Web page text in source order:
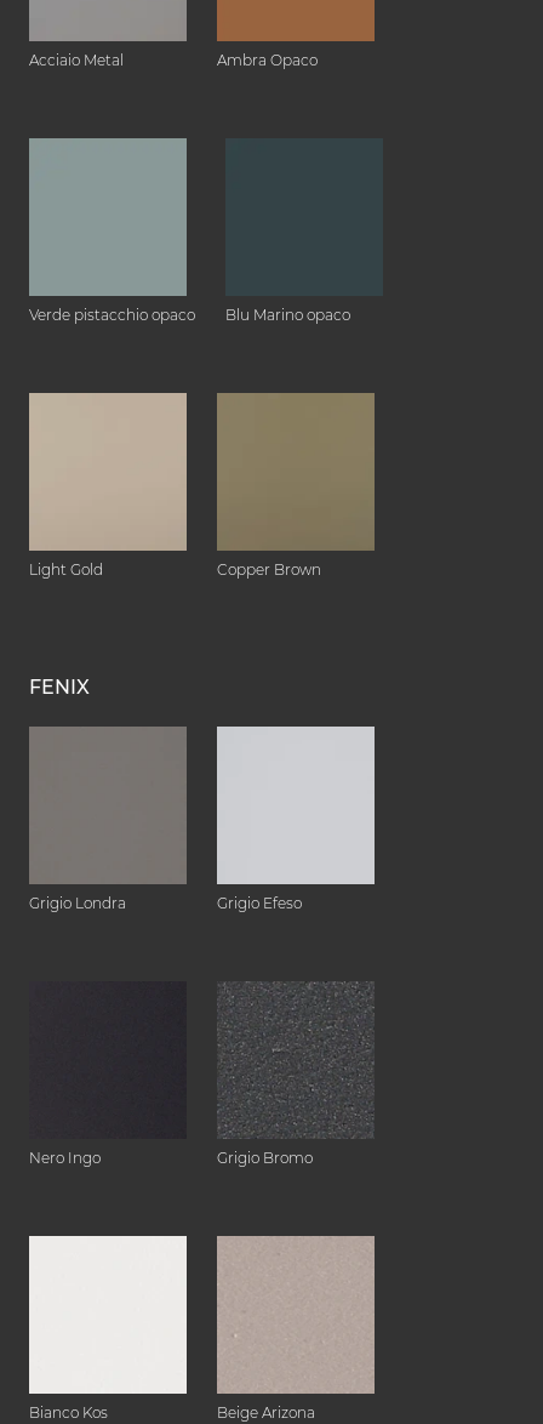
Acciaio Metal Ambra Opaco
Verde pistacchio opaco Blu Marino opaco
Light Gold Copper Brown
FENIX
Grigio Londra Grigio Efeso
Nero Ingo Grigio Bromo
Bianco Kos Beige Arizona